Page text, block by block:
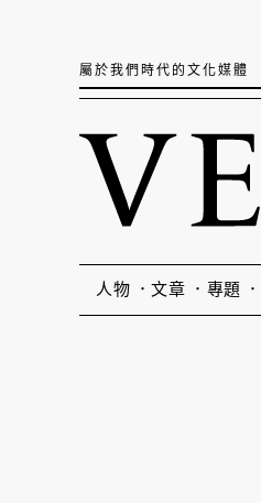
屬於我們時代的文化媒體
人物 文章 專題